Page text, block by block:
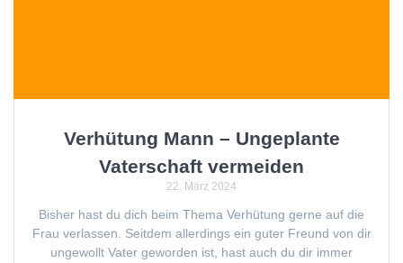
Verhütung Mann – Ungeplante
Vaterschaft vermeiden
22. März 2024
Bisher hast du dich beim Thema Verhütung gerne auf die
Frau verlassen. Seitdem allerdings ein guter Freund von dir
ungewollt Vater geworden ist, hast auch du dir immer